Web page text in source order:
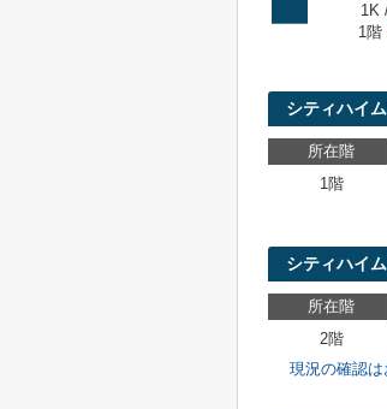
1K
1階
シティハイ
所在階
1階
シティハイ
所在階
2階
現況の確認は